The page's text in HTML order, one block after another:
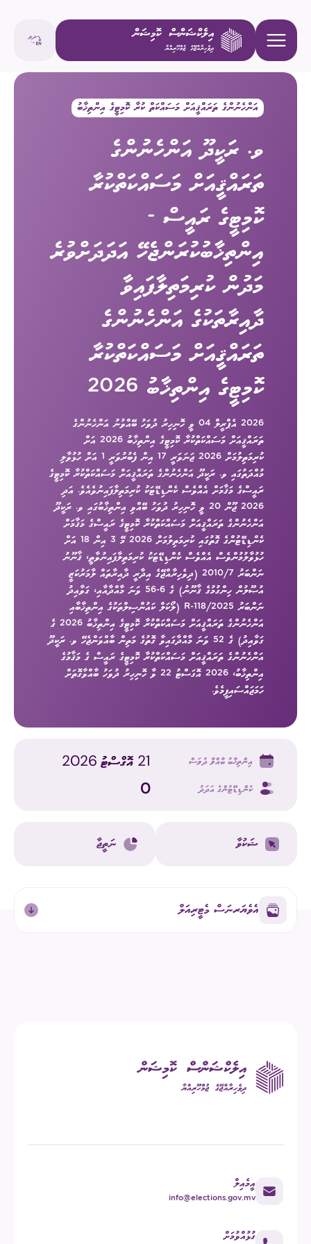
އަންހެނުންގެ ތަރައްޤީއަށް މަސައްކަތް ކުރާ ކޮމިޓީގެ އިންތިޚާބު
ވ. ރަކީދޫ އަންހެނުންގެ
ތަރައްޤީއަށް މަސައްކަތްކުރާ
ކޮމިޓީގެ ރައީސް -
އިންތިޚާބުކުރަންޖެހޭ އަދަދަށްވުރެ
މަދުން ކުރިމަތިލާފައިވާ
ދާއިރާތަކުގެ އަންހެނުންގެ
ތަރައްޤީއަށް މަސައްކަތްކުރާ
ކޮމިޓީގެ އިންތިޚާބު 2026
2026 އެޕްރީލް 04 ވީ ހޮނިހިރު ދުވަހު ބޭއްވުނު އަންހެނުންގެ
ތަރައްޤީއަށް މަސައްކަތްކުރާ ކޮމިޓީގެ އިންތިޚާބު 2026 އަށް
ކުރިމަތިލުމަށް 2026 ޖަނަވަރީ 17 އިން ފެބުރުވަރީ 1 އަށް ހުޅުވާލި
މުއްދަތުގައި ވ. ރަކީދޫ އަންހެނުންގެ ތަރައްޤީއަށް މަސައްކަތްކުރާ ކޮމިޓީގެ
ރައީސްގެ މަޤާމަށް އެއްވެސް ކެންޑިޑޭޓަކު ކުރިމަތިލާފައިނުވެއެވެ. އަދި
2026 ޖޫން 20 ވީ ހޮނިހިރު ދުވަހު ބޭއްވި އިންތިޚާބުގައި ވ. ރަކީދޫ
އަންހެނުންގެ ތަރައްޤީއަށް މަސައްކަތްކުރާ ކޮމިޓީގެ ރައީސްގެ މަޤާމަށް
ކެންޑިޑޭޓުންގެ ގޮތުގައި ކުރިމަތިލުމަށް 2026 މޭ 3 އިން 18 އަށް
ހުޅުވާލުމުންވެސް އެއްވެސް ކެންޑިޑޭޓަކު ކުރިމަތިލާފައިނުވާތީ، ޤާނޫނު
ނަންބަރު 2010/7 (ދިވެހިރާއްޖޭގެ އިދާރީ ދާއިރާތައް ލާމަރުކަޒީ
އުޞޫލުން ހިންގުމުގެ ޤާނޫނު) ގެ 6-56 ވަނަ މާއްދާއާއި، ގަވާއިދު
ނަންބަރު 2025/R-118 (ލޯކަލް ކައުންސިލްތަކުގެ އިންތިޚާބާއި
އަންހެނުންގެ ތަރައްޤީއަށް މަސައްކަތްކުރާ ކޮމިޓީގެ އިންތިޚާބު 2026 ގެ
ގަވާއިދު) ގެ 52 ވަނަ މާއްދާގައިވާ ގޮތުގެ މަތިން ބާއްވަންޖެހޭ ވ. ރަކީދޫ
އަންހެނުންގެ ތަރައްޤީއަށް މަސައްކަތްކުރާ ކޮމިޓީގެ ރައީސް ގެ މަޤާމުގެ
އިންތިޚާބު، 2026 އޮގަސްޓު 22 ވާ ހޮނިހިރު ދުވަހު ބާއްވާގޮތަށް
ހަމަޖައްސައިފީމެވެ.
އިންތިޚާބު ބާއްވާ ދުވަސް 21 އޮގްސްޓު 2026
ކެންޑިޑޭޓުންގެ އަދަދު 0
ޝަކުވާ ނަތީޖާ
އެވެޔަރނަސް މެޓީރިއަލް
އީމެއިލް
info@elections.gov.mv
ގުޅުއްވުމަށް